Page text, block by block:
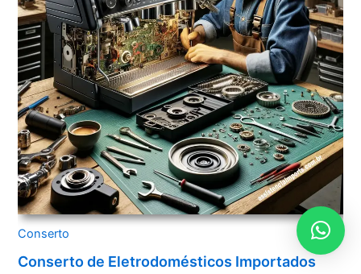
Conserto
Conserto de Eletrodomésticos Importados